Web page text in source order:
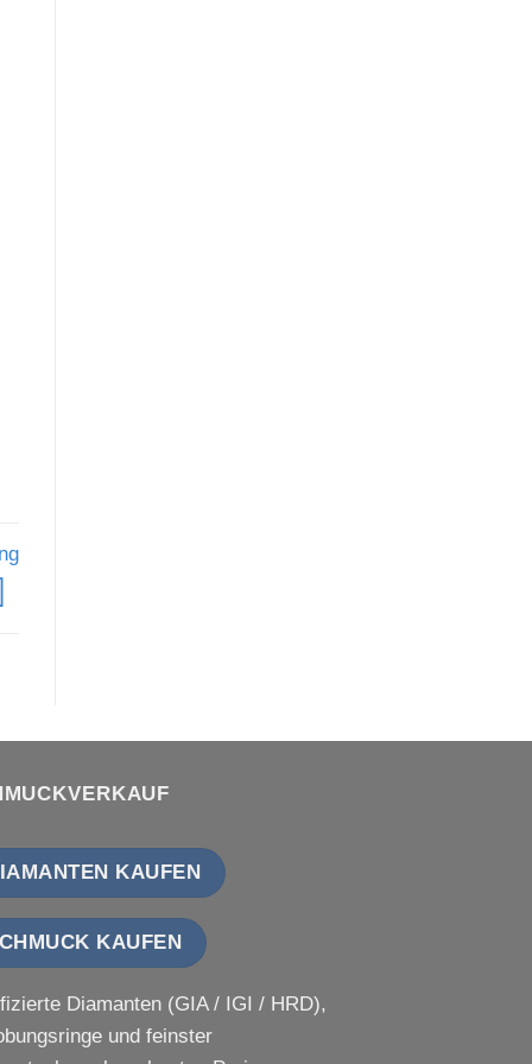
KAUFEN
KAUFEN
Diamanten (GIA / IGI / HRD),
und feinster